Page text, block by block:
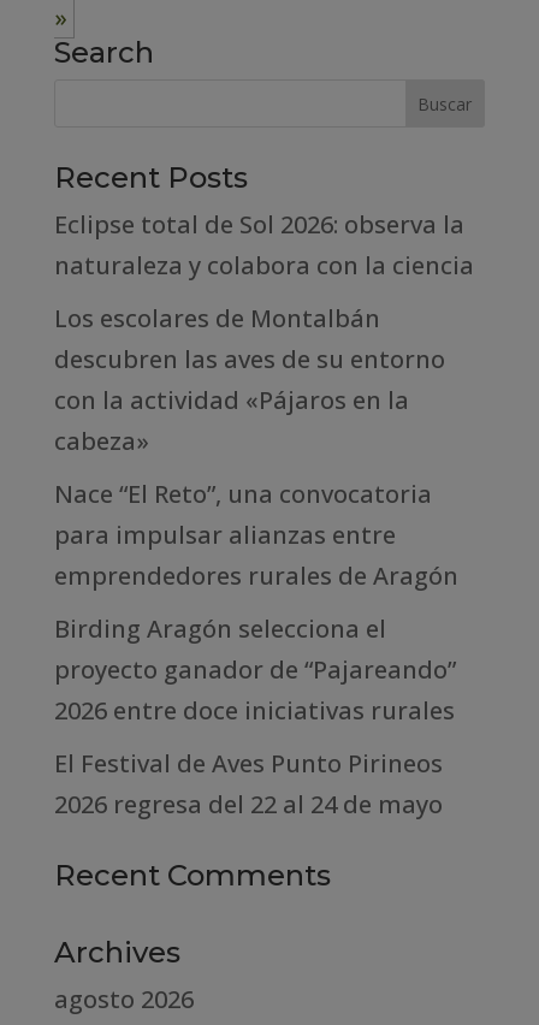
»
Search
Recent Posts
Eclipse total de Sol 2026: observa la
naturaleza y colabora con la ciencia
Los escolares de Montalbán
descubren las aves de su entorno
con la actividad «Pájaros en la
cabeza»
Nace “El Reto”, una convocatoria
para impulsar alianzas entre
emprendedores rurales de Aragón
Birding Aragón selecciona el
proyecto ganador de “Pajareando”
2026 entre doce iniciativas rurales
El Festival de Aves Punto Pirineos
2026 regresa del 22 al 24 de mayo
Recent Comments
Archives
agosto 2026